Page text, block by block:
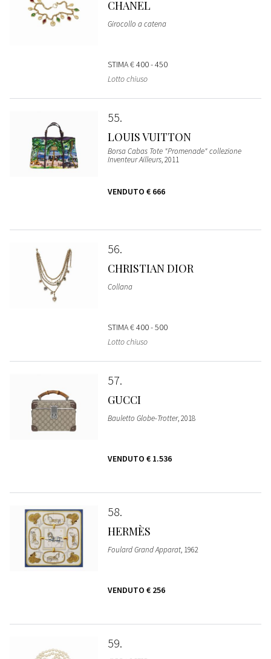
CHANEL
Girocollo a catena
STIMA€ 400 - 450
Lotto chiuso
55
LOUIS VUITTON
Borsa Cabas Tote "Promenade" collezione
Inventeur Ailleurs, 2011
VENDUTO € 666
56
CHRISTIAN DIOR
Collana
STIMA€ 400 - 500
Lotto chiuso
57
GUCCI
Bauletto Globe-Trotter, 2018
VENDUTO € 1.536
58
HERMÈS
Foulard Grand Apparat, 1962
VENDUTO € 256
59